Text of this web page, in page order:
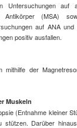
Untersuchungen auf
Antikörper (MSA)
auf ANA
positiv ausfallen.
mithilfe der
Muskeln
(Entnahme kleiner
stützen. Darüber